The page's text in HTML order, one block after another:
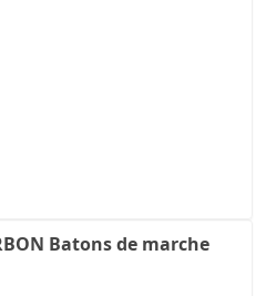
Batons de marche